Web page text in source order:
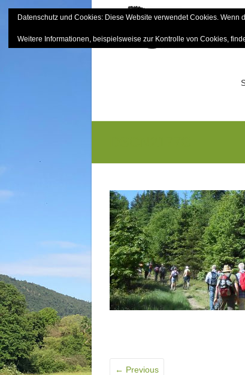
to
Sektion
← Previous
Datenschutz und Cookies: Diese Website verwendet Cookies.
Weitere Informationen, beispielsweise zur Kontrolle von Cookies,